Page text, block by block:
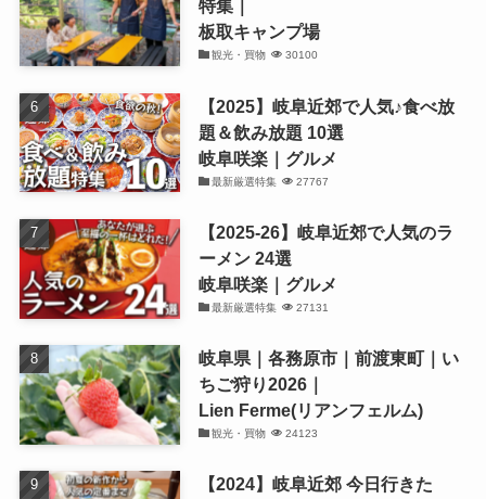
特集｜
板取キャンプ場
観光・買物 30100
【2025】岐阜近郊で人気♪食べ放
題＆飲み放題 10選
岐阜咲楽｜グルメ
最新厳選特集 27767
【2025-26】岐阜近郊で人気のラ
ーメン 24選
岐阜咲楽｜グルメ
最新厳選特集 27131
岐阜県｜各務原市｜前渡東町｜い
ちご狩り2026｜
Lien Ferme(リアンフェルム)
観光・買物 24123
【2024】岐阜近郊 今日行きた